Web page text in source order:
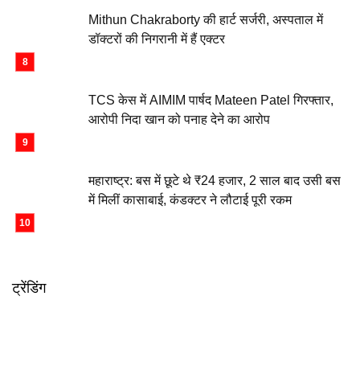
Mithun Chakraborty की हार्ट सर्जरी, अस्पताल में
डॉक्टरों की निगरानी में हैं एक्टर
TCS केस में AIMIM पार्षद Mateen Patel गिरफ्तार,
आरोपी निदा खान को पनाह देने का आरोप
महाराष्ट्र: बस में छूटे थे ₹24 हजार, 2 साल बाद उसी बस
में मिलीं कासाबाई, कंडक्टर ने लौटाई पूरी रकम
ट्रेंडिंग